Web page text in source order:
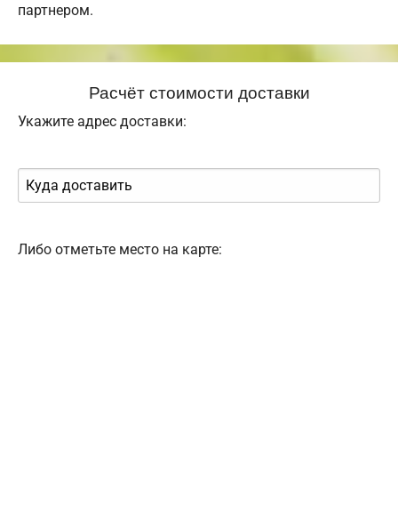
партнером.
Расчёт стоимости доставки
Укажите адрес доставки:
Либо отметьте место на карте: